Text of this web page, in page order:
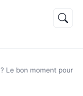
Le bon moment pour